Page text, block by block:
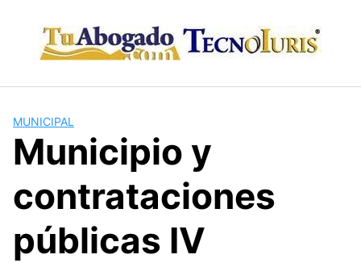
content
MUNICIPAL
Municipio y
contrataciones
públicas IV